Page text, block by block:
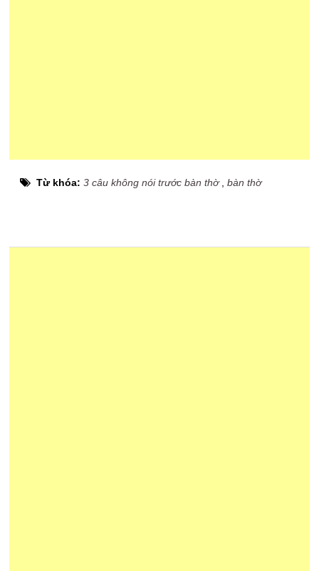
Từ khóa:3 câu không nói trước bàn thờ,bàn thờ